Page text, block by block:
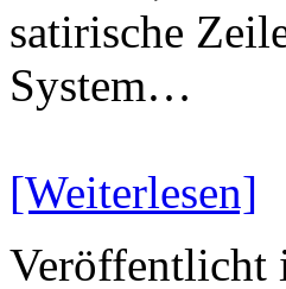
satirische
System…
[Weiterlesen]
Veröffentlicht